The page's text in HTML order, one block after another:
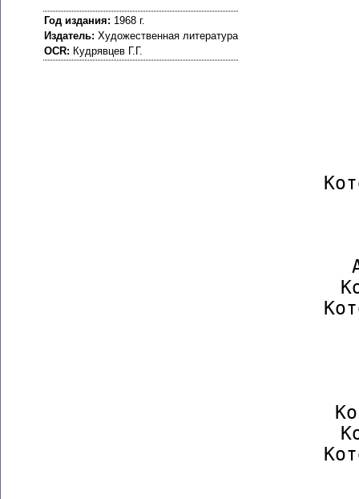
Год издания: 1968 г.
Издатель: Художественная литература
OCR: Кудрявцев Г.Г.